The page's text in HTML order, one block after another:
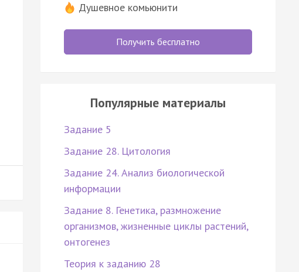
Душевное комьюнити
Получить бесплатно
Популярные материалы
Задание 5
Задание 28. Цитология
Задание 24. Анализ биологической
информации
Задание 8. Генетика, размножение
организмов, жизненные циклы растений,
онтогенез
Теория к заданию 28